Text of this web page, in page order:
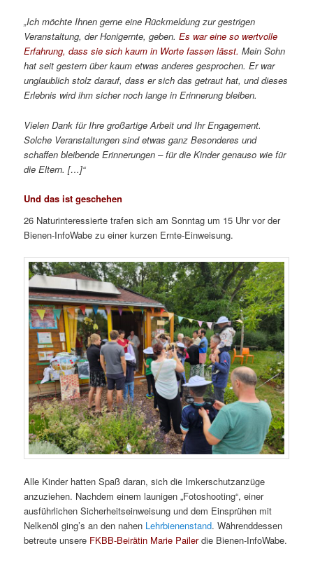
„Ich möchte Ihnen gerne eine Rückmeldung zur gestrigen
Veranstaltung, der Honigernte, geben.Es war eine so wertvolle
Erfahrung, dass sie sich kaum in Worte fassen lässt. Mein Sohn
hat seit gestern über kaum etwas anderes gesprochen. Er war
unglaublich stolz darauf, dass er sich das getraut hat, und dieses
Erlebnis wird ihm sicher noch lange in Erinnerung bleiben.
Vielen Dank für Ihre großartige Arbeit und Ihr Engagement.
Solche Veranstaltungen sind etwas ganz Besonderes und
schaffen bleibende Erinnerungen – für die Kinder genauso wie für
die Eltern. […]“
Und das ist geschehen
26 Naturinteressierte trafen sich am Sonntag um 15 Uhr vor der
Bienen-InfoWabe zu einer kurzen Ernte-Einweisung.
Alle Kinder hatten Spaß daran, sich die Imkerschutzanzüge
anzuziehen. Nachdem einem launigen „Fotoshooting“, einer
ausführlichen Sicherheitseinweisung und dem Einsprühen mit
Nelkenöl ging’s an den nahen Lehrbienenstand. Währenddessen
betreute unsere FKBB-Beirätin Marie Pailerdie Bienen-InfoWabe.